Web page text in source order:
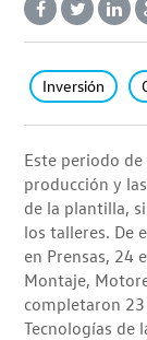
Inversión
Este periodo
producción y
de la plantilla,
los talleres. De
en Prensas, 24
Montaje,
completaron
Tecnologías de